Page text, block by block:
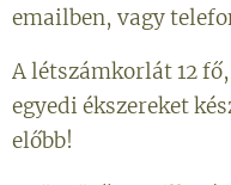
emailben, vagy
A létszámkorlát 12
egyedi ékszereket
előbb!